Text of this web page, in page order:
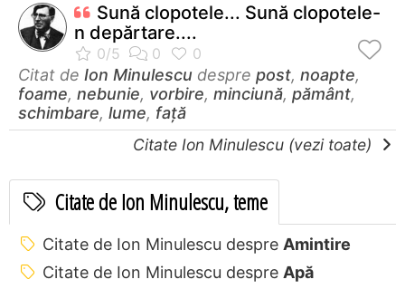
Sună clopotele... Sună clopotele-
n depărtare....
Citat de Ion Minulescu despre post, noapte,
foame, nebunie, vorbire, minciună, pământ,
schimbare, lume, față
Citate Ion Minulescu (vezi toate)
Citate de Ion Minulescu, teme
Citate de Ion Minulescu despre Amintire
Citate de Ion Minulescu despre Apă